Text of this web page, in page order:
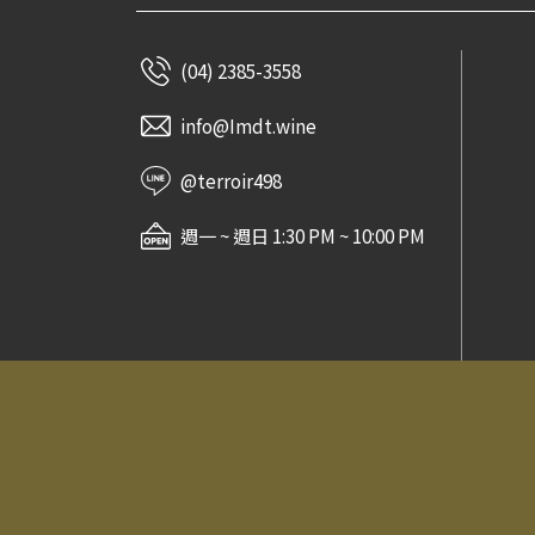
Destiny Bay Wine
Black Chalk
Maison Pinot Noar
Jean-Pierre Mugneret
Domaine Cornu
(04) 2385-3558
info@Imdt.wine
@terroir498
週一 ~ 週日 1:30 PM ~ 10:00 PM